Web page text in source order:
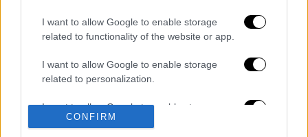
I want to allow Google to enable storage
related to functionality of the website or app.
I want to allow Google to enable storage
related to personalization.
I want to allow Google to enable storage
related to security, including authentication
CONFIRM
Διαβάστε ακόμη
λίγες ώρες - Γιατί προβληματίζονται οι
επιστήμονες
Σαν το τρομακτικό It: 15χρονο ντυμένος
κλόουν μαχαίρωσε μέχρι θανάτου
ηλικιωμένο - Τον κατέγραψε κάμερα